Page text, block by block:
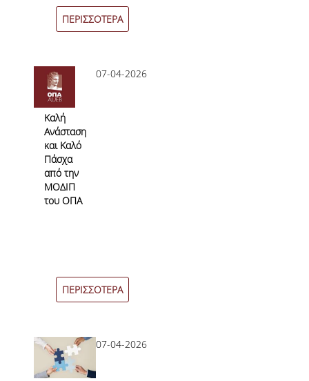
ΠΕΡΙΣΣΟΤΕΡΑ
07-04-2026
Καλή
Ανάσταση
και Καλό
Πάσχα
από την
ΜΟΔΙΠ
του ΟΠΑ
ΠΕΡΙΣΣΟΤΕΡΑ
07-04-2026